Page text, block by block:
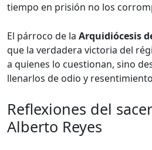
tiempo en prisión no los
El párroco de la Arquidiócesis
que la verdadera victoria del
a quienes lo cuestionan, sino
llenarlos de odio y
Reflexiones del
Alberto Reyes